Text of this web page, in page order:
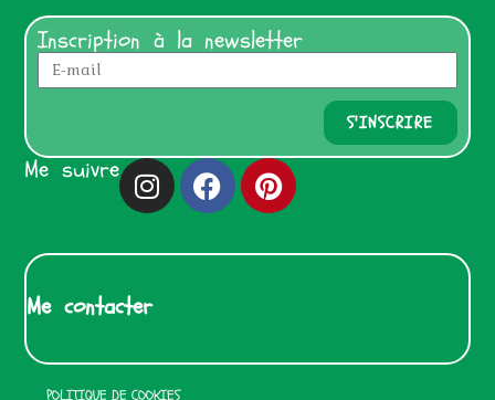
Inscription à la newsletter
S'INSCRIRE
Me suivre
Me contacter
POLITIQUE DE COOKIES